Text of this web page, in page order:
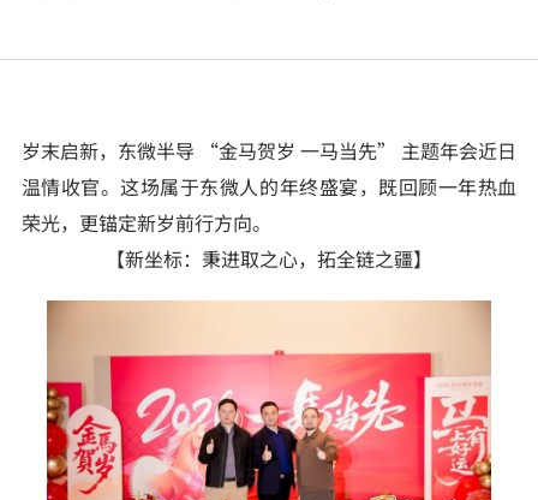
岁末启新，东微半导 “金马贺岁 一马当先” 主题年会近日
温情收官。这场属于东微人的年终盛宴，既回顾一年热血
荣光，更锚定新岁前行方向。
【新坐标：秉进取之心，拓全链之疆】